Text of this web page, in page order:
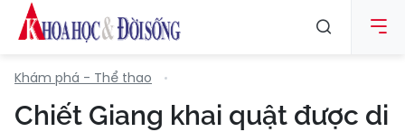
Khám phá - Thể thao
Chiết Giang khai quật được di